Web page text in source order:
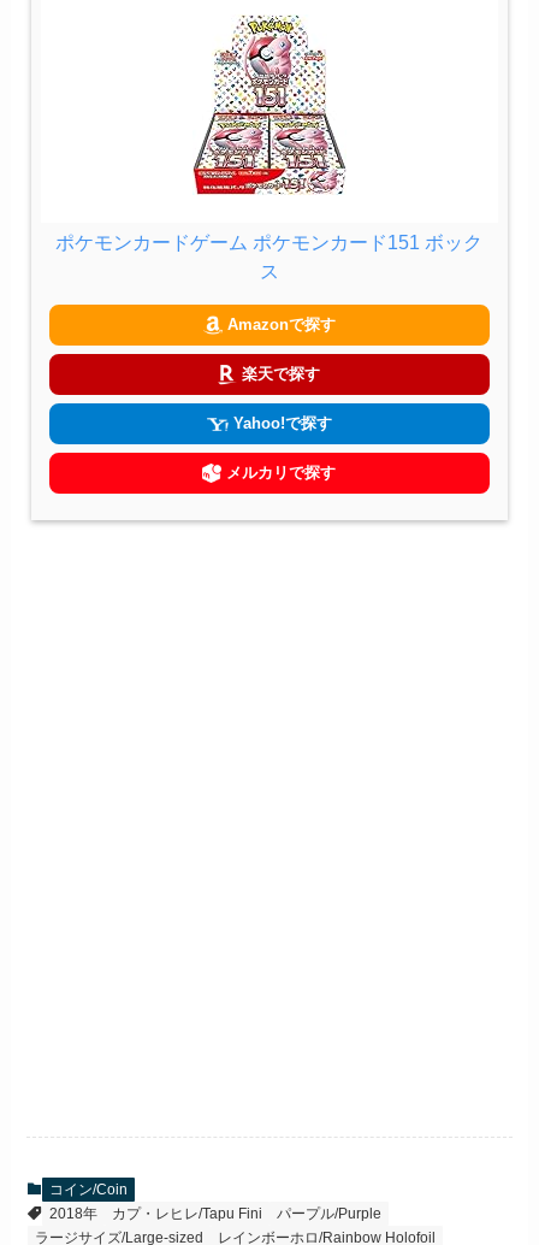
ポケモンカードゲーム ポケモンカード151 ボック
ス
Amazonで探す
楽天で探す
Yahoo!で探す
メルカリで探す
コイン/Coin
2018年
カプ・レヒレ/Tapu Fini
パープル/Purple
ラージサイズ/Large-sized
レインボーホロ/Rainbow Holofoil